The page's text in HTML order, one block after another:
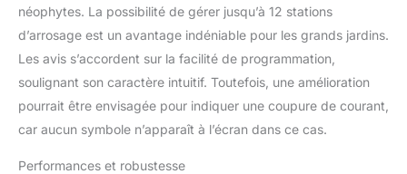
néophytes. La possibilité de gérer jusqu’à 12 stations
d’arrosage est un avantage indéniable pour les grands jardins.
Les avis s’accordent sur la facilité de programmation,
soulignant son caractère intuitif. Toutefois, une amélioration
pourrait être envisagée pour indiquer une coupure de courant,
car aucun symbole n’apparaît à l’écran dans ce cas.
Performances et robustesse